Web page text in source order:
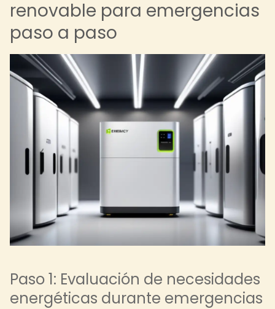
renovable para emergencias
paso a paso
Paso 1: Evaluación de necesidades
energéticas durante emergencias